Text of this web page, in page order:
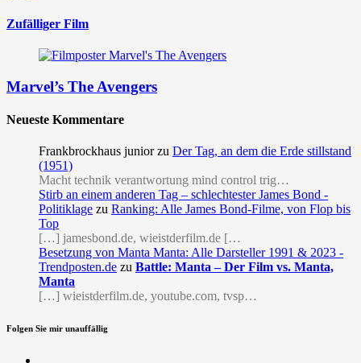
Zufälliger Film
Marvel’s The Avengers
Neueste Kommentare
Frankbrockhaus junior zu Der Tag, an dem die Erde stillstand
(1951)
Macht technik verantwortung mind control trig…
Stirb an einem anderen Tag – schlechtester James Bond -
Politiklage zu Ranking: Alle James Bond-Filme, von Flop bis
Top
[…] jamesbond.de, wieistderfilm.de […
Besetzung von Manta Manta: Alle Darsteller 1991 & 2023 -
Trendposten.de zu Battle: Manta – Der Film vs. Manta,
Manta
[…] wieistderfilm.de, youtube.com, tvsp…
Folgen Sie mir unauffällig